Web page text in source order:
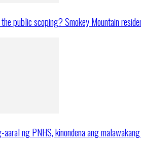
public scoping? Smokey Mountain
aaral ng PNHS, kinondena ang